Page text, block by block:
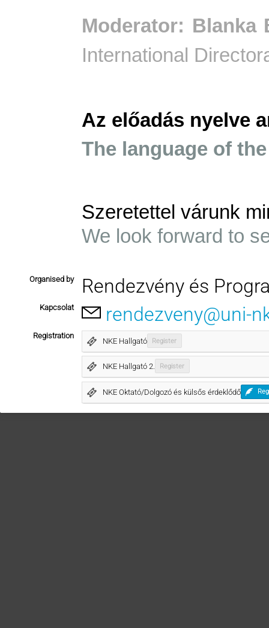
Moderator: Blanka
International
Az előadás nyelve
The language of
Szeretettel várunk
We look forward to
Organised by Rendezvény és
Kapcsolat rendezveny@uni-
Registration
NKE Hallgató Register
NKE Hallgató 2. Register
NKE Oktató/Dolgozó és külsős érdeklődő